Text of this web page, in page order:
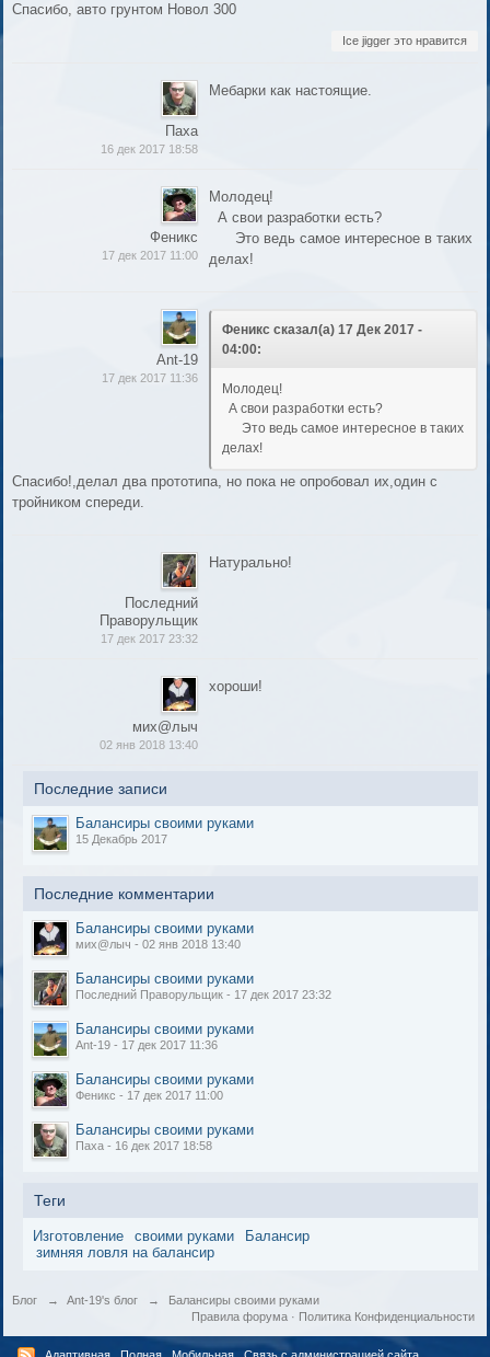
Спасибо, авто грунтом Новол 300
Ice jigger это нравится
Паха
16 дек 2017 18:58
Мебарки как настоящие.
Феникс
17 дек 2017 11:00
Молодец!
А свои разработки есть?
Это ведь самое интересное в таких
делах!
Ant-19
17 дек 2017 11:36
Феникс сказал(а) 17 Дек 2017 -
04:00:
Молодец!
А свои разработки есть?
Это ведь самое интересное в таких
делах!
Спасибо!,делал два прототипа, но пока не опробовал их,один с
тройником спереди.
Последний
Праворульщик
17 дек 2017 23:32
Натурально!
мих@лыч
02 янв 2018 13:40
хороши!
Последние записи
Балансиры своими руками
15 Декабрь 2017
Последние комментарии
Балансиры своими руками
мих@лыч - 02 янв 2018 13:40
Балансиры своими руками
Последний Праворульщик - 17 дек 2017 23:32
Балансиры своими руками
Ant-19 - 17 дек 2017 11:36
Балансиры своими руками
Феникс - 17 дек 2017 11:00
Балансиры своими руками
Паха - 16 дек 2017 18:58
Теги
Изготовление своими руками
Балансир
зимняя ловля на балансир
Блог → Ant-19's блог →
Балансиры своими руками
Политика Конфиденциальности
Правила форума·